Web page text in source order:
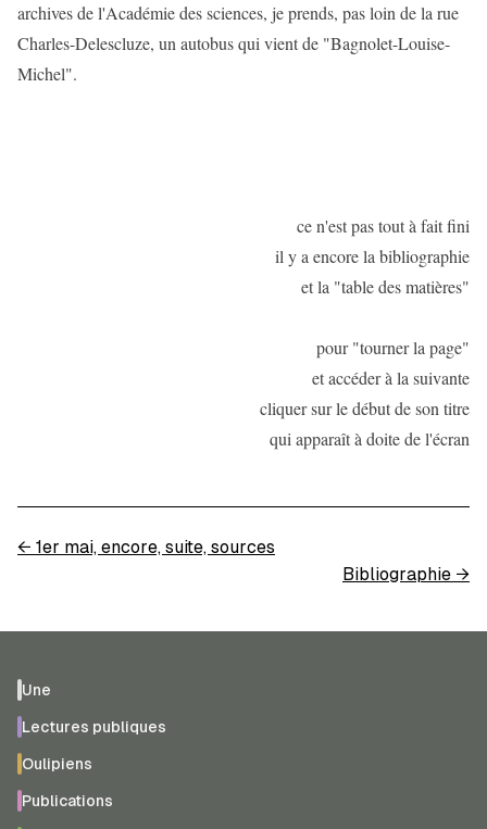
archives de l'Académie des sciences, je prends, pas loin de la rue
Charles-Delescluze, un autobus qui vient de "Bagnolet-Louise-
Michel".
ce n'est pas tout à fait fini
il y a encore la bibliographie
et la "table des matières"
pour "tourner la page"
et accéder à la suivante
cliquer sur le début de son titre
qui apparaît à doite de l'écran
← 1er mai, encore, suite, sources
Bibliographie →
Une
Lectures publiques
Oulipiens
Publications